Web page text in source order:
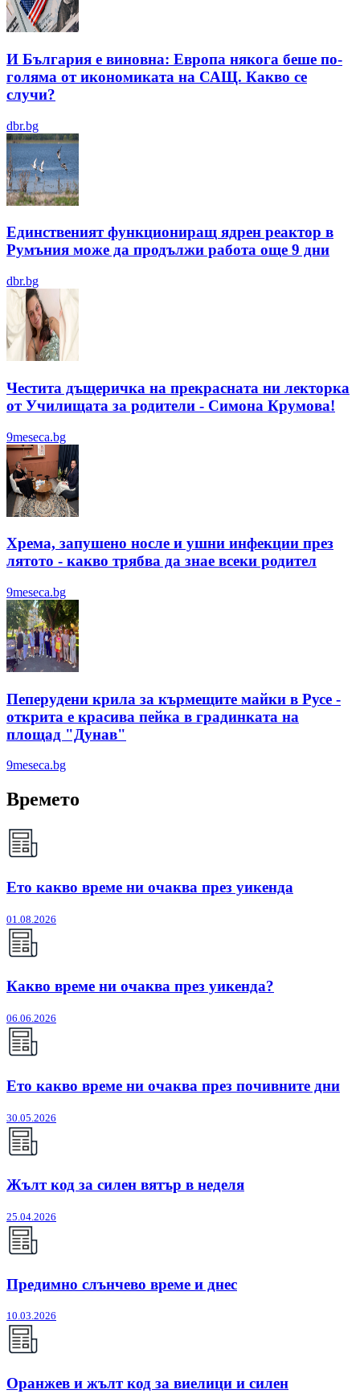
И България е виновна: Европа някога беше по-
голяма от икономиката на САЩ. Какво се
случи?
dbr.bg
Единственият функциониращ ядрен реактор в
Румъния може да продължи работа още 9 дни
dbr.bg
Честита дъщеричка на прекрасната ни лекторка
от Училищата за родители - Симона Крумова!
9meseca.bg
Хрема, запушено носле и ушни инфекции през
лятотo - какво трябва да знае всеки родител
9meseca.bg
Пеперудени крила за кърмещите майки в Русе -
открита е красива пейка в градинката на
площад "Дунав"
9meseca.bg
Времето
Ето какво време ни очаква през уикенда
01.08.2026
Какво време ни очаква през уикенда?
06.06.2026
Ето какво време ни очаква през почивните дни
30.05.2026
Жълт код за силен вятър в неделя
25.04.2026
Предимно слънчево време и днес
10.03.2026
Оранжев и жълт код за виелици и силен